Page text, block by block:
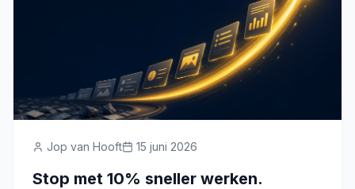
Jop van Hooft 15 juni 2026
Stop met 10% sneller werken.